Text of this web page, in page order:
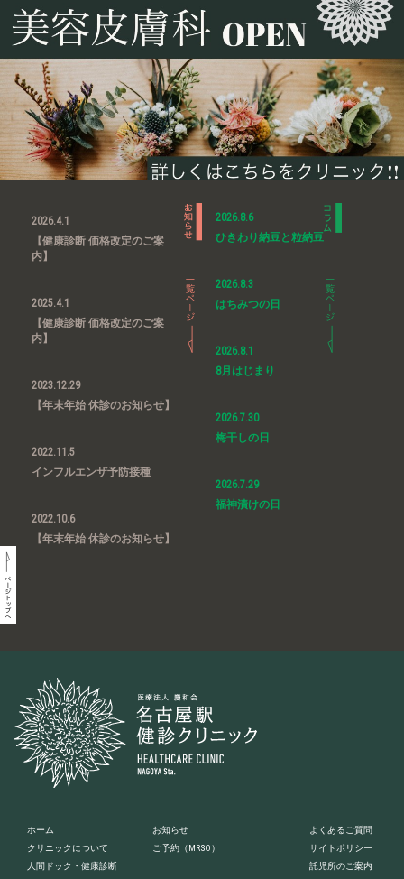
2026.4.1
【健康診断 価格改定のご案
内】
2025.4.1
【健康診断 価格改定のご案
内】
2023.12.29
【年末年始 休診のお知らせ】
2022.11.5
インフルエンザ予防接種
2022.10.6
【年末年始 休診のお知らせ】
2026.8.6
ひきわり納豆と粒納豆
2026.8.3
はちみつの日
2026.8.1
8月はじまり
2026.7.30
梅干しの日
2026.7.29
福神漬けの日
ホーム
クリニックについて
人間ドック・健康診断
お知らせ
ご予約 （MRSO）
よくあるご質問
サイトポリシー
託児所のご案内